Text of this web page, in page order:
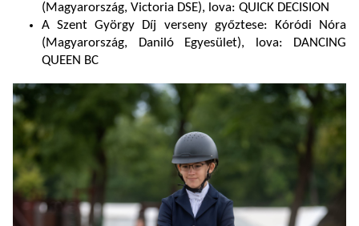
(Magyarország, Victoria DSE), lova: QUICK DECISION
A Szent György Díj verseny győztese: Kóródi Nóra
(Magyarország, Daniló Egyesület), lova: DANCING
QUEEN BC